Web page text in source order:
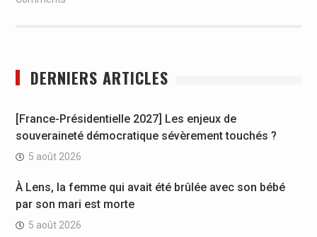
DERNIERS ARTICLES
[France-Présidentielle 2027] Les enjeux de
souveraineté démocratique sévèrement touchés ?
5 août 2026
À Lens, la femme qui avait été brûlée avec son bébé
par son mari est morte
5 août 2026